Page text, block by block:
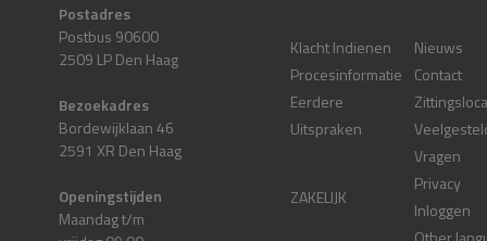
Postadres
Postbus 90600
2509 LP Den Haag
Bezoekadres
Bordewijklaan 46
2591 XR Den Haag
Openingstijden
Maandag t/m
Klacht Indienen
Procesinformatie
Eerdere
Uitspraken
ZAKELIJK
Nieuws
Contact
Vragen
Privacy
Inloggen